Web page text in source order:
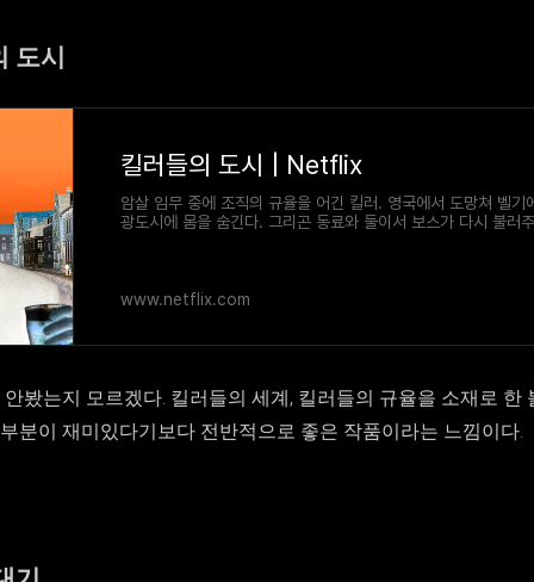
도시
킬러들의 도시 | Netflix
암살 임무 중에 조직의 규율을 어긴 킬러. 영국에서 도망쳐 벨기
광도시에 몸을 숨긴다. 그리곤 동료와 둘이서 보스가 다시 불러
www.netflix.com
봤는지 모르겠다. 킬러들의 세계, 킬러들의 규율을 소재로 한
분이 재미있다기보다 전반적으로 좋은 작품이라는 느낌이다.